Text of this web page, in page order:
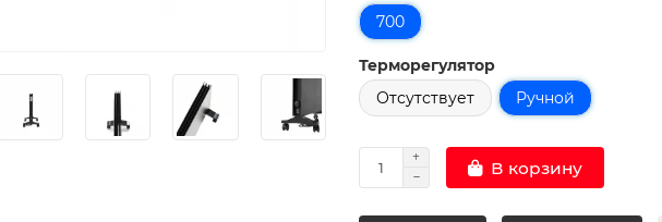
700
Терморегулятор
Отсутствует
Ручной
В корзину